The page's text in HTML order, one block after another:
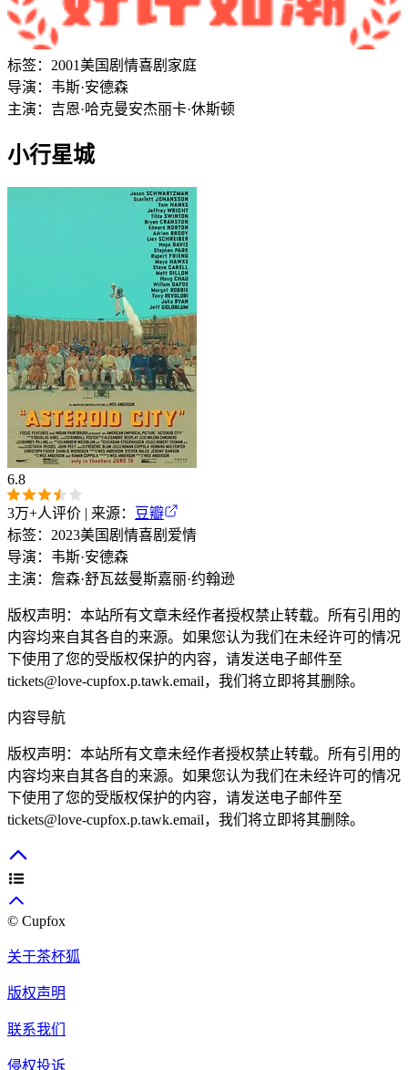
标签： 2001美国 剧情喜剧 家庭
导演： 韦斯·安德森
主演： 吉恩·哈克曼安杰丽卡·休斯顿
小行星城
6.8
3万+人评价 | 来源：
豆瓣
标签： 2023美国 剧情喜剧 爱情
导演： 韦斯·安德森
主演： 詹森·舒瓦兹曼斯嘉丽·约翰逊
版权声明：本站所有文章未经作者授权禁止转载。所有引用的
内容均来自其各自的来源。如果您认为我们在未经许可的情况
下使用了您的受版权保护的内容，请发送电子邮件至
tickets@love-cupfox.p.tawk.email，我们将立即将其删除。
内容导航
版权声明：本站所有文章未经作者授权禁止转载。所有引用的
内容均来自其各自的来源。如果您认为我们在未经许可的情况
下使用了您的受版权保护的内容，请发送电子邮件至
tickets@love-cupfox.p.tawk.email，我们将立即将其删除。
© Cupfox
关于茶杯狐
版权声明
联系我们
侵权投诉